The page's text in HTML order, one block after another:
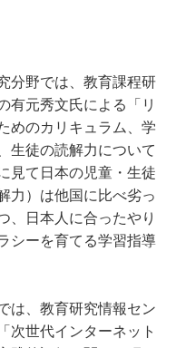
分野では、教育課程研
有元秀文氏による「リ
めのカリキュラム、学
生徒の読解力について
見て日本の児童・生徒
力）は他国に比べ劣っ
、日本人に合ったやり
シーを育てる学習指導
は、教育研究情報セン
次世代インターネット